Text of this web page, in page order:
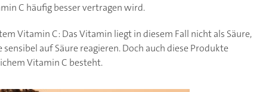
C häufig besser vertragen wird.
Vitamin C: Das Vitamin liegt in diesem Fall nicht als Säure,
auf Säure reagieren. Doch auch diese Produkte
Vitamin C besteht.